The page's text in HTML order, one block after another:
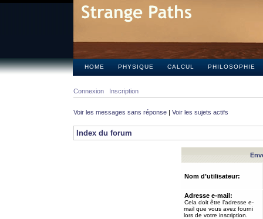
HOME PHYSIQUE CALCUL PHILOSOPHIE
Connexion Inscription
Voir les messages sans réponse | Voir les sujets actifs
Index du forum
Nom d’utilisateur:
Adresse e-mail:
Cela doit être l’adresse e-
mail que vous avez fourni
lors de votre inscription.